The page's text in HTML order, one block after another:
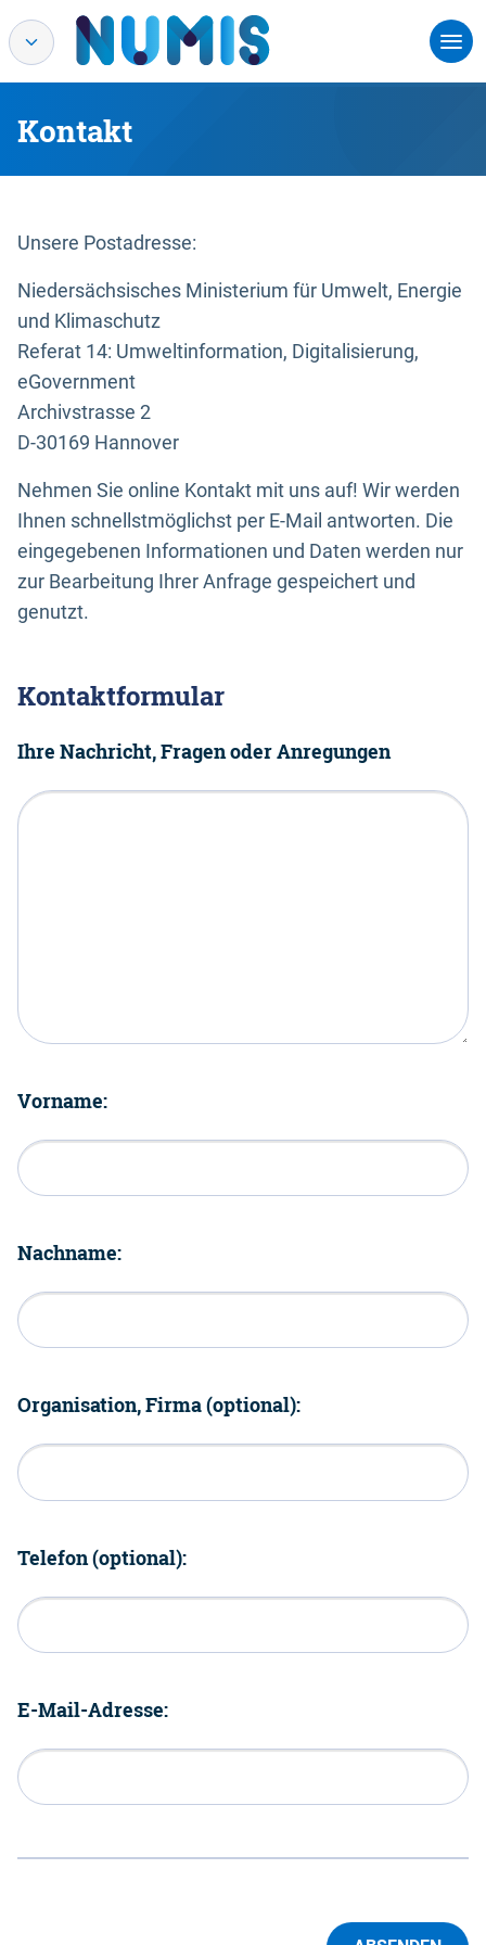
Kontakt
Unsere Postadresse:
Niedersächsisches Ministerium für Umwelt, Energie
und Klimaschutz
Referat 14: Umweltinformation, Digitalisierung,
eGovernment
Archivstrasse 2
D-30169 Hannover
Nehmen Sie online Kontakt mit uns auf! Wir werden
Ihnen schnellstmöglichst per E-Mail antworten. Die
eingegebenen Informationen und Daten werden nur
zur Bearbeitung Ihrer Anfrage gespeichert und
genutzt.
Kontaktformular
Ihre Nachricht, Fragen oder Anregungen
Vorname:
Nachname:
Organisation, Firma (optional):
Telefon (optional):
E-Mail-Adresse: